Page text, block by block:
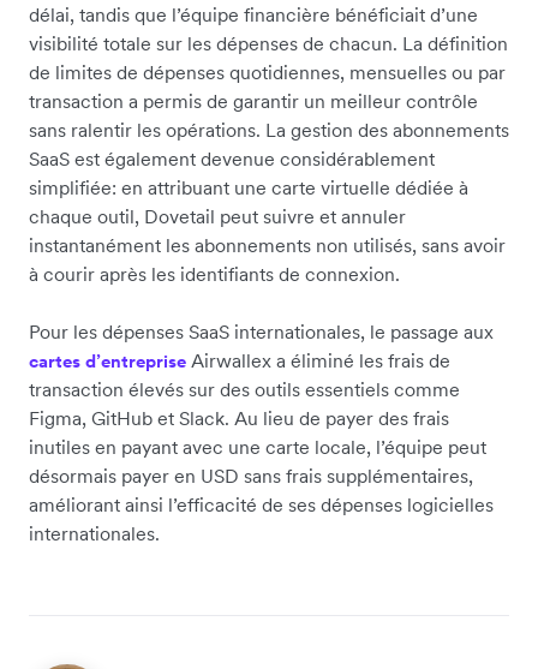
délai, tandis que l’équipe financière bénéficiait d’une
visibilité totale sur les dépenses de chacun. La définition
de limites de dépenses quotidiennes, mensuelles ou par
transaction a permis de garantir un meilleur contrôle
sans ralentir les opérations. La gestion des abonnements
SaaS est également devenue considérablement
simplifiée: en attribuant une carte virtuelle dédiée à
chaque outil, Dovetail peut suivre et annuler
instantanément les abonnements non utilisés, sans avoir
à courir après les identifiants de connexion.
Pour les dépenses SaaS internationales, le passage aux
cartes d’entreprise Airwallex a éliminé les frais de
transaction élevés sur des outils essentiels comme
Figma, GitHub et Slack. Au lieu de payer des frais
inutiles en payant avec une carte locale, l’équipe peut
désormais payer en USD sans frais supplémentaires,
améliorant ainsi l’efficacité de ses dépenses logicielles
internationales.